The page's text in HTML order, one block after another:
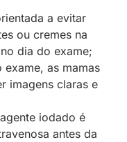
a evitar
ou cremes na
dia do exame;
exame, as mamas
imagens claras e
iodado é
antes da